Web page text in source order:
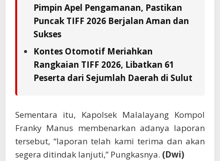
Pimpin Apel Pengamanan, Pastikan
Puncak TIFF 2026 Berjalan Aman dan
Sukses
Kontes Otomotif Meriahkan
Rangkaian TIFF 2026, Libatkan 61
Peserta dari Sejumlah Daerah di Sulut
Sementara itu, Kapolsek Malalayang Kompol
Franky Manus membenarkan adanya laporan
tersebut, “laporan telah kami terima dan akan
segera ditindak lanjuti,” Pungkasnya. (Dwi)